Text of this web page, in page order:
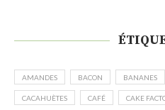
AMANDES BACON BANANES
CACAHUÈTES CAFÉ CAKE